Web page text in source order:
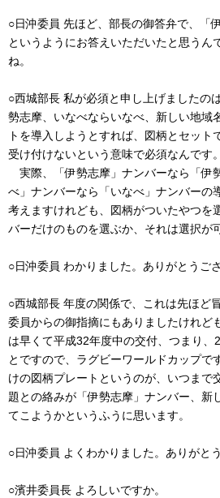
○日沖委員 先ほど、部長の御答弁で、「
というようにお答えいただいたと思うん
ね。
○西城部長 私が必須と申し上げましたの
勢志摩、いなべならいなべ、新しい地域
トを導入しようとすれば、図柄とセット
受け付けないという意味で必須なんです。
実際、「伊勢志摩」ナンバーなら「伊
べ」ナンバーなら「いなべ」ナンバーの
考えますけれども、図柄がついたやつを
バーだけのものを選ぶか、それは選択が
○日沖委員 わかりました。ありがとうご
○西城部長 年度の関係で、これは先ほど
委員からの御指摘にもありましたけれど
は早くて平成32年度中の交付、つまり、
とですので、ラグビーワールドカップで
けの図柄プレートというのが、いつまで
題との絡みが「伊勢志摩」ナンバー、新
てこようかというふうに思います。
○日沖委員 よくわかりました。ありがと
○濱井委員長 よろしいですか。